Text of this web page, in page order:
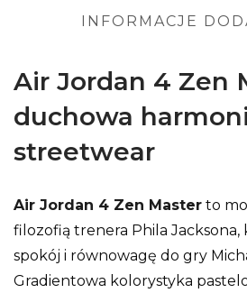
INFORMACJE
Air Jordan 4 Zen
duchowa
streetwear
Air Jordan 4 Zen Master to
filozofią trenera Phila Jacksona,
spokój i równowagę do gry
Gradientowa kolorystyka